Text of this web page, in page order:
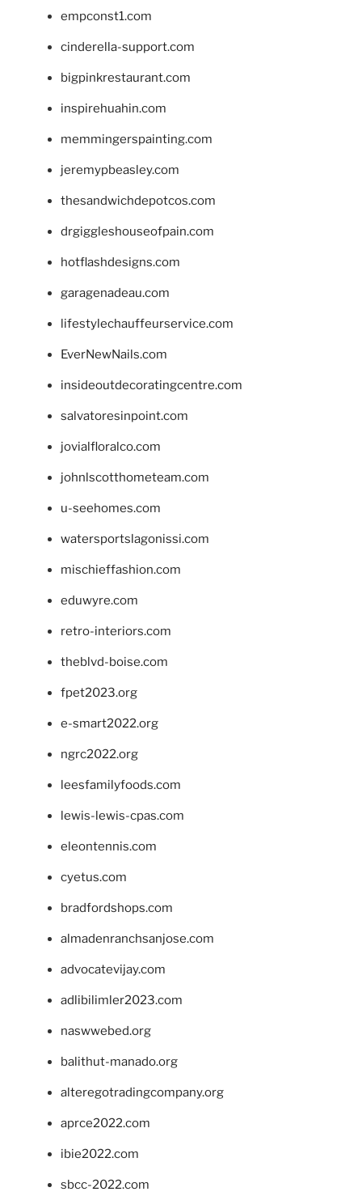
empconst1.com
cinderella-support.com
bigpinkrestaurant.com
inspirehuahin.com
memmingerspainting.com
jeremypbeasley.com
thesandwichdepotcos.com
drgiggleshouseofpain.com
hotflashdesigns.com
garagenadeau.com
lifestylechauffeurservice.com
EverNewNails.com
insideoutdecoratingcentre.com
salvatoresinpoint.com
jovialfloralco.com
johnlscotthometeam.com
u-seehomes.com
watersportslagonissi.com
mischieffashion.com
eduwyre.com
retro-interiors.com
theblvd-boise.com
fpet2023.org
e-smart2022.org
ngrc2022.org
leesfamilyfoods.com
lewis-lewis-cpas.com
eleontennis.com
cyetus.com
bradfordshops.com
almadenranchsanjose.com
advocatevijay.com
adlibilimler2023.com
naswwebed.org
balithut-manado.org
alteregotradingcompany.org
aprce2022.com
ibie2022.com
sbcc-2022.com